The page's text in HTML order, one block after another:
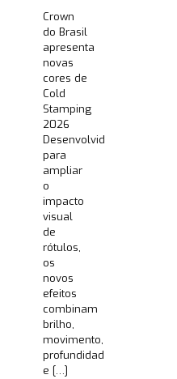
Crown
do Brasil
apresenta
novas
cores de
Cold
Stamping
2026
Desenvolvidos
para
ampliar
o
impacto
visual
de
rótulos,
os
novos
efeitos
combinam
brilho,
movimento,
profundidade
e […]